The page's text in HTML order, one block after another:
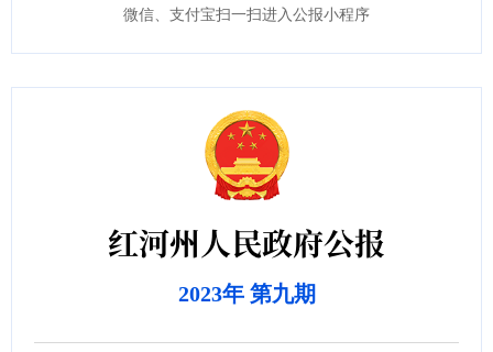
微信、支付宝扫一扫进入公报小程序
红河州人民政府公报
2023年 第九期